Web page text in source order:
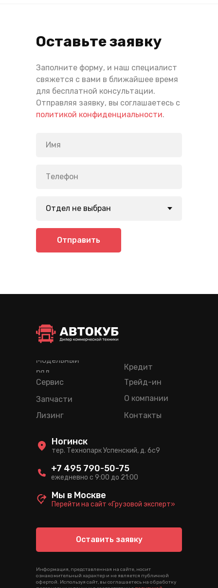
Оставьте заявку
Заполните форму, и наш специалист
свяжется с вами в ближайшее время
для бесплатной консультации.
Отправляя заявку, вы соглашаетесь с
политикой конфиденциальности.
Отправить
Лизинг
Кредит
Трейд-ин
Модельный
ряд
Сервис
Запчасти
О компании
Контакты
Оставить заявку
Информация, представленная на сайте, носит
ознакомительный характер и не является публичной
офертой. Используя сайт, вы соглашаетесь на обработку
тер. Технопарк Успенский, д. 6c9
Ногинск
ежедневно с 9:00 до 21:00
+7 495 790-50-75
Перейти на сайт «Грузовой эксперт»
Мы в Москве